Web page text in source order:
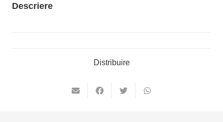
Descriere
Distribuire